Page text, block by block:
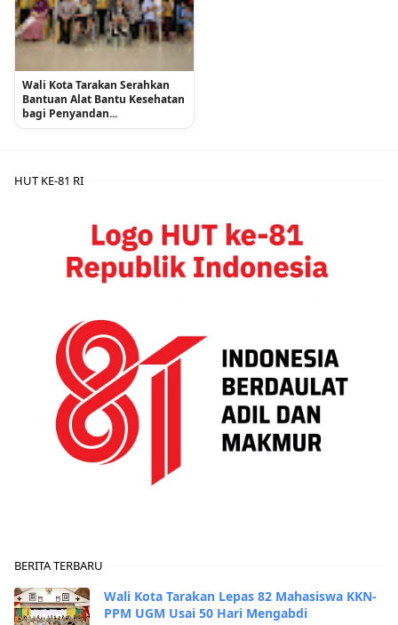
Wali Kota Tarakan Serahkan
Bantuan Alat Bantu Kesehatan
bagi Penyandan...
HUT KE-81 RI
BERITA TERBARU
Wali Kota Tarakan Lepas 82 Mahasiswa KKN-
PPM UGM Usai 50 Hari Mengabdi